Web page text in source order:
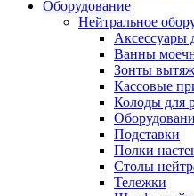
Оборудование
Нейтральное
Аксессуары
Ванны
Зонты
Кассовые
Колоды для
Подставки
Полки
Столы
Тележки